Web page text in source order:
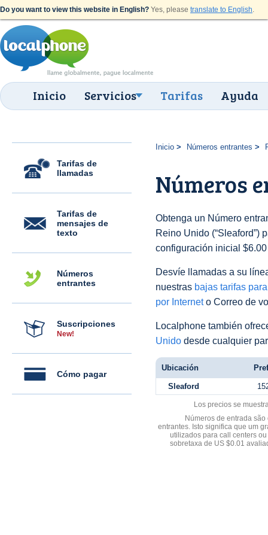
Do you want to view this website in English? Yes, please translate to English.
Inicio Servicios Tarifas Ayuda
Tarifas de
llamadas
Tarifas de
mensajes de
texto
Números
entrantes
Suscripciones
New!
Cómo pagar
Inicio Números entrantes
Números
Obtenga un Número
Reino Unido (“Sleaford”)
configuración inicial
Desvíe llamadas a su
nuestras bajas tarifas
por Interneto Correo de
Localphone también
Unido desde cualquier
Ubicación
Sleaford
Los precios se
Números de entrada
entrantes. Isto significa que um
utilizados para call centers
sobretaxa de US $0.01